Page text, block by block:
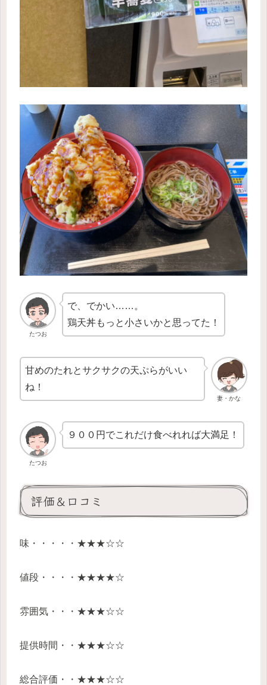
たつお
で、でかい……。
鶏天丼もっと小さいかと思ってた！
妻・かな
甘めのたれとサクサクの天ぷらがいい
ね！
たつお
９００円でこれだけ食べれれば大満足！
評価＆口コミ
味・・・・・★★★☆☆
値段・・・・★★★★☆
雰囲気・・・★★★☆☆
提供時間・・★★★☆☆
総合評価・・★★★☆☆